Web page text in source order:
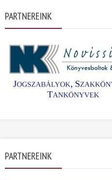
PARTNEREINK
PARTNEREINK